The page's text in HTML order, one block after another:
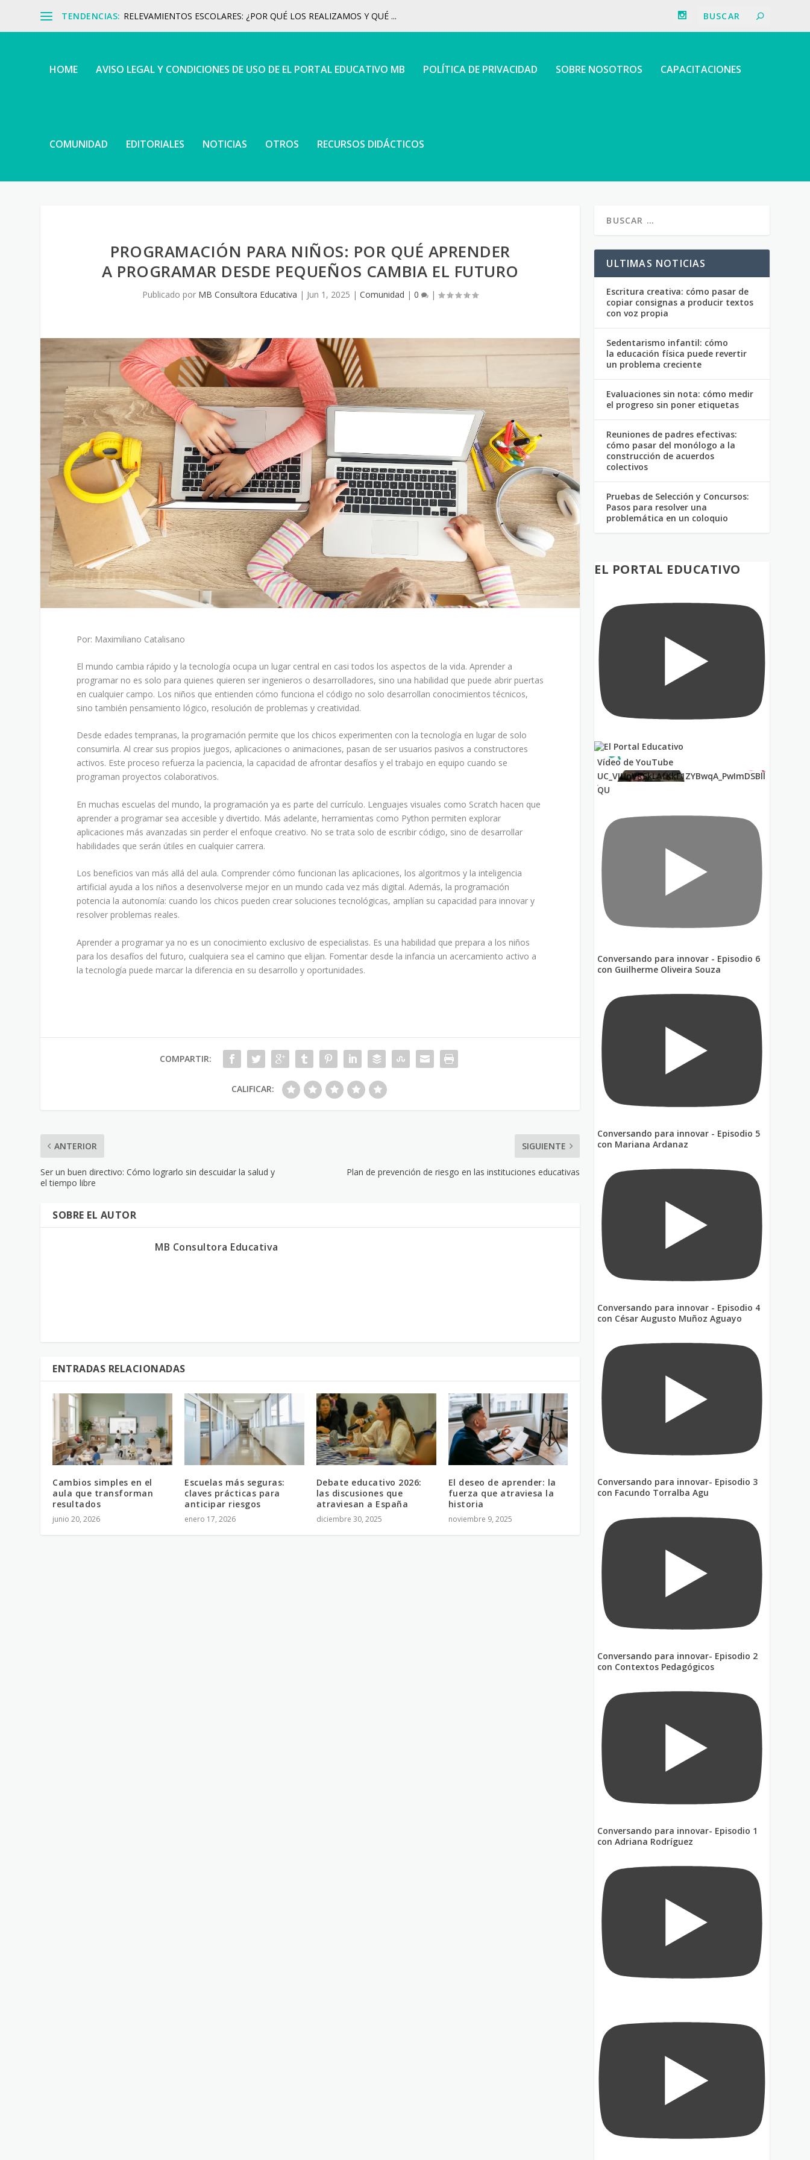
TENDENCIAS: RELEVAMIENTOS ESCOLARES: ¿POR QUÉ LOS REALIZAMOS Y QUÉ ...
HOME AVISO LEGAL Y CONDICIONES DE USO DE EL PORTAL EDUCATIVO MB POLÍTICA DE PRIVACIDAD SOBRE NOSOTROS CAPACITACIONES
COMUNIDAD EDITORIALES NOTICIAS OTROS RECURSOS DIDÁCTICOS
PROGRAMACIÓN PARA NIÑOS: POR QUÉ APRENDER
A PROGRAMAR DESDE PEQUEÑOS CAMBIA EL FUTURO
Publicado por MB Consultora Educativa | Jun 1, 2025 |Comunidad |0 |
Por: Maximiliano Catalisano
El mundo cambia rápido y la tecnología ocupa un lugar central en casi todos los aspectos de la vida. Aprender a
programar no es solo para quienes quieren ser ingenieros o desarrolladores, sino una habilidad que puede abrir puertas
en cualquier campo. Los niños que entienden cómo funciona el código no solo desarrollan conocimientos técnicos,
sino también pensamiento lógico, resolución de problemas y creatividad.
Desde edades tempranas, la programación permite que los chicos experimenten con la tecnología en lugar de solo
consumirla. Al crear sus propios juegos, aplicaciones o animaciones, pasan de ser usuarios pasivos a constructores
activos. Este proceso refuerza la paciencia, la capacidad de afrontar desafíos y el trabajo en equipo cuando se
programan proyectos colaborativos.
En muchas escuelas del mundo, la programación ya es parte del currículo. Lenguajes visuales como Scratch hacen que
aprender a programar sea accesible y divertido. Más adelante, herramientas como Python permiten explorar
aplicaciones más avanzadas sin perder el enfoque creativo. No se trata solo de escribir código, sino de desarrollar
habilidades que serán útiles en cualquier carrera.
Los beneficios van más allá del aula. Comprender cómo funcionan las aplicaciones, los algoritmos y la inteligencia
artificial ayuda a los niños a desenvolverse mejor en un mundo cada vez más digital. Además, la programación
potencia la autonomía: cuando los chicos pueden crear soluciones tecnológicas, amplían su capacidad para innovar y
resolver problemas reales.
Aprender a programar ya no es un conocimiento exclusivo de especialistas. Es una habilidad que prepara a los niños
para los desafíos del futuro, cualquiera sea el camino que elijan. Fomentar desde la infancia un acercamiento activo a
la tecnología puede marcar la diferencia en su desarrollo y oportunidades.
COMPARTIR:
CALIFICAR:
ANTERIOR
Ser un buen directivo: Cómo lograrlo sin descuidar la salud y
el tiempo libre
SIGUIENTE
Plan de prevención de riesgo en las instituciones educativas
SOBRE EL AUTOR
MB Consultora Educativa
ENTRADAS RELACIONADAS
Cambios simples en el
aula que transforman
resultados
junio 20, 2026
Escuelas más seguras:
claves prácticas para
anticipar riesgos
enero 17, 2026
Debate educativo 2026:
las discusiones que
atraviesan a España
diciembre 30, 2025
El deseo de aprender: la
fuerza que atraviesa la
historia
noviembre 9, 2025
ULTIMAS NOTICIAS
Escritura creativa: cómo pasar de
copiar consignas a producir textos
con voz propia
Sedentarismo infantil: cómo
la educación física puede revertir
un problema creciente
Evaluaciones sin nota: cómo medir
el progreso sin poner etiquetas
Reuniones de padres efectivas:
cómo pasar del monólogo a la
construcción de acuerdos
colectivos
Pruebas de Selección y Concursos:
Pasos para resolver una
problemática en un coloquio
EL PORTAL EDUCATIVO
Vídeo de YouTube
UC_VIUnVRSkLAfKkF1ZYBwqA_PwImDSBll
QU
Conversando para innovar - Episodio 6
con Guilherme Oliveira Souza
Conversando para innovar - Episodio 5
con Mariana Ardanaz
Conversando para innovar - Episodio 4
con César Augusto Muñoz Aguayo
Conversando para innovar- Episodio 3
con Facundo Torralba Agu
Conversando para innovar- Episodio 2
con Contextos Pedagógicos
Conversando para innovar- Episodio 1
con Adriana Rodríguez